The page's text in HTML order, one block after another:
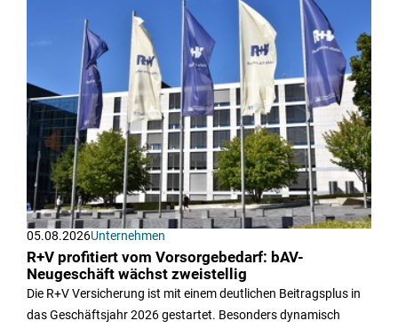
05.08.2026Unternehmen
R+V profitiert vom Vorsorgebedarf: bAV-
Neugeschäft wächst zweistellig
Die R+V Versicherung ist mit einem deutlichen Beitragsplus in
das Geschäftsjahr 2026 gestartet. Besonders dynamisch